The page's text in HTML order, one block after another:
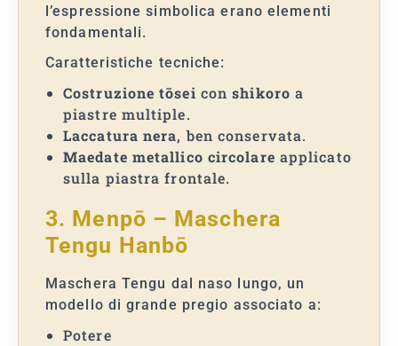
l’espressione simbolica erano elementi
fondamentali.
Caratteristiche tecniche:
Costruzione tōsei conshikoro a
piastre multiple.
Laccatura nera, ben conservata.
Maedate metallico circolare applicato
sulla piastra frontale.
3. Menpō – Maschera
Tengu Hanbō
Maschera Tengu dal naso lungo, un
modello di grande pregio associato a:
Potere